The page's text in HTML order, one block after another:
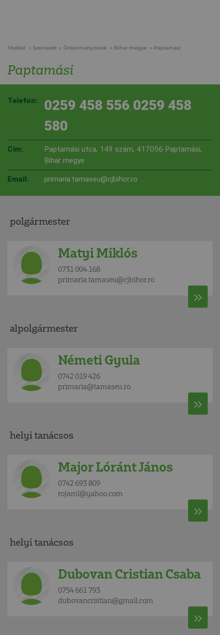
Főoldal Szervezet Önkormányzatok Bihar megye Paptamási
Paptamási
Telefon: 0259 458 556, 0259 458
580
Cím:
Paptamási utca, 149 szám, 417056 Paptamási,
Bihar megye
Email: primaria.tamaseu@cjbihor.ro
polgármester
Matyi Miklós
0731 004 168
primaria.tamaseu@cjbihor.ro
alpolgármester
Németi Gyula
0742 019 426
primaria@tamaseu.ro
helyi tanácsos
Major Lóránt János
0742 693 809
rojaml@yahoo.com
helyi tanácsos
Dubovan Cristian Csaba
0754 661 793
dubovancristian@gmail.com